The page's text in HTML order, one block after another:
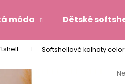
móda Dětské
Softshellové kalhoty
Co potřebujete